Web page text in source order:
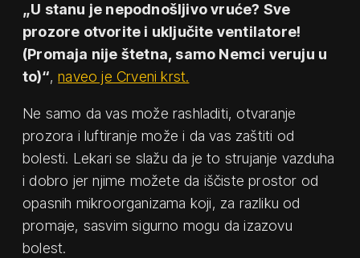
„U stanu je nepodnošljivo vruće? Sve
prozore otvorite i uključite ventilatore!
(Promaja nije štetna, samo Nemci veruju u
to)“,naveo je Crveni krst.
Ne samo da vas može rashladiti, otvaranje
prozora i luftiranje može i da vas zaštiti od
bolesti. Lekari se slažu da je to strujanje vazduha
i dobro jer njime možete da iščiste prostor od
opasnih mikroorganizama koji, za razliku od
promaje, sasvim sigurno mogu da izazovu
bolest.